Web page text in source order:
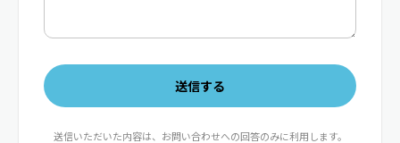
送信する
送信いただいた内容は、お問い合わせへの回答のみに利用します。